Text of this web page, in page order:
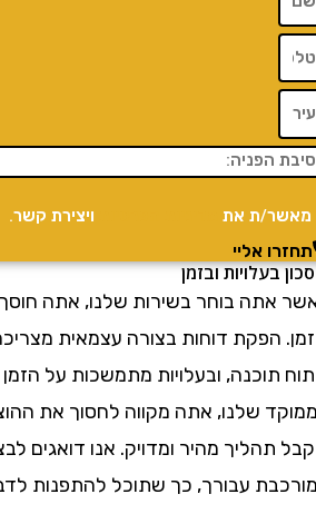
ת אתמדיניות הפרטיות ויצירת קשר.
אליי
ובזמן
בוחר בשירות שלנו, אתה חוסך
דוחות בצורה עצמאית מצריכה
ובעלויות מתמשכות על הזמן
שלנו, אתה מקווה לחסוך את
מהיר ומדויק. אנו דואגים לבצע
עבורך, כך שתוכל להתפנות